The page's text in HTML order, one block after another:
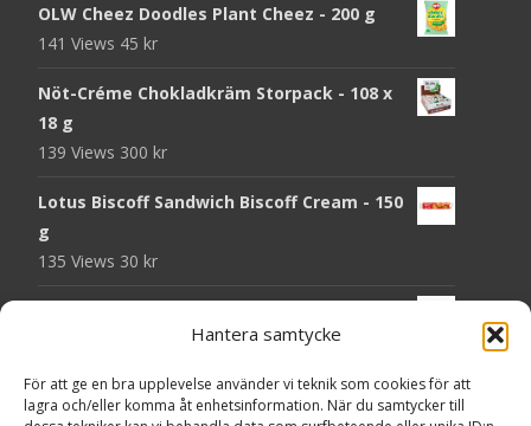
Hantera samtycke
För att ge en bra upplevelse använder vi teknik som cookies för att
lagra och/eller komma åt enhetsinformation. När du samtycker till
OLW Cheez Doodles Plant Cheez - 200 g
141 Views 45 kr
Nöt-Créme Chokladkräm Storpack - 108 x
18 g
139 Views 300 kr
Lotus Biscoff Sandwich Biscoff Cream - 150
g
135 Views 30 kr
Pringles Hot Kickin' Sour Cream Chips - 160
g